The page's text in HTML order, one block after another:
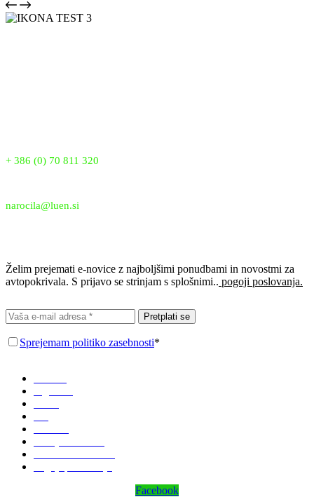
+ 386 (0) 70 811 320
narocila@luen.si
Želim prejemati e-novice z najboljšimi ponudbami in novostmi za
avtopokrivala. S prijavo se strinjam s splošnimi.. pogoji poslovanja.
Pretplati se
Sprejemam politiko zasebnosti*
Facebook